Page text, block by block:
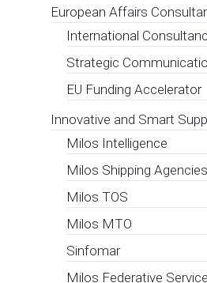
European Affairs
International
Strategic
EU Funding Accelerator
Innovative and Smart
Milos Intelligence
Milos Shipping
Milos TOS
Milos MTO
Sinfomar
Milos Federative